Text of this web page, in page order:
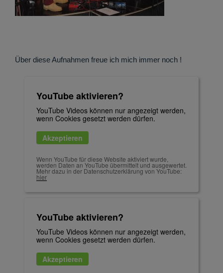
Über diese Aufnahmen freue ich mich immer noch !
YouTube aktivieren?
YouTube Videos können nur angezeigt werden,
wenn Cookies gesetzt werden dürfen.
Akzeptieren
Wenn YouTube für diese Website aktiviert wurde,
werden Daten an YouTube übermittelt und ausgewertet.
Mehr dazu in der Datenschutzerklärung von YouTube:
hier
YouTube aktivieren?
YouTube Videos können nur angezeigt werden,
wenn Cookies gesetzt werden dürfen.
Akzeptieren